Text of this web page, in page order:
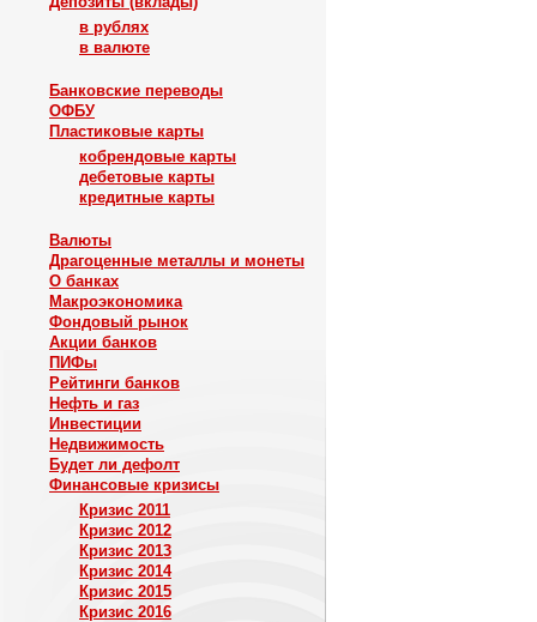
в рублях
в валюте
Банковские переводы
ОФБУ
Пластиковые карты
кобрендовые карты
дебетовые карты
кредитные карты
Валюты
Драгоценные металлы и монеты
О банках
Макроэкономика
Фондовый рынок
Акции банков
ПИФы
Рейтинги банков
Нефть и газ
Инвестиции
Недвижимость
Будет ли дефолт
Финансовые кризисы
Кризис 2011
Кризис 2012
Кризис 2013
Кризис 2014
Кризис 2015
Кризис 2016